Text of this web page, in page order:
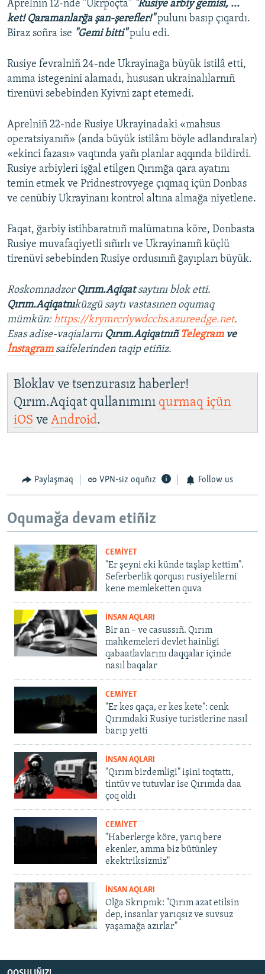
Aprelniñ 12-nde "Ukrpoçta" "Rusiye arbiy gemisi, ...
ket! Qaramanlarğa şan-şerefler!"pulunı basıp çıqardı.
Biraz soñra ise "Gemi bitti"pulu edi.
Rusiye fevralniñ 24-nde Ukrayinağa büyük istilâ etti,
amma istegenini alamadı, hususan ukrainalılarnıñ
tirenüvi sebebinden Kyivni zapt etemedi.
Aprelniñ 22-nde Rusiye Ukrayinadaki «mahsus
operatsiyanıñ» (anda büyük istilânı böyle adlandıralar)
«ekinci fazası» vaqtında yañı planlar aqqında bildirdi.
Rusiye arbiyleri işğal etilgen Qırımğa qara ayatını
temin etmek ve Pridnestrovyege çıqmaq içün Donbas
ve cenübiy Ukrayinanı kontrol altına almağa niyetlene.
Faqat, ğarbiy istihbaratnıñ malümatına köre, Donbasta
Rusiye muvafaqiyetli sıñırlı ve Ukrayinanıñ küçlü
tirenüvi sebebinden Rusiye ordusınıñ ğayıpları büyük.
Roskomnadzor Qırım.Aqiqatsaytını blok etti.
Qırım.Aqiqatnıküzgü saytı vastasınen oqumaq
mümkün:https://krymrcriywdcchs.azureedge.net.
Esas adise-vaqialarnı Qırım.Aqiqatnıñ Telegramve
İnstagram saifelerinden taqip etiñiz.
Bloklav ve tsenzurasız haberler!
Qırım.Aqiqat qullanımını qurmaq içün
iOS ve Android.
Paylaşmaq VPN-siz oquñız Follow us
Oqumağa devam etiñiz
CEMİYET
"Er şeyni eki künde taşlap kettim".
Seferberlik qorqusı rusiyelilerni
kene memleketten quva
İNSAN AQLARI
Bir an – ve casussıñ. Qırım
mahkemeleri devlet hainligi
qabaatlavlarını daqqalar içinde
nasıl baqalar
CEMİYET
"Er kes qaça, er kes kete": cenk
Qırımdaki Rusiye turistlerine nasıl
barıp yetti
İNSAN AQLARI
"Qırım birdemligi" işini toqtattı,
tintüv ve tutuvlar ise Qırımda daa
çoq oldı
CEMİYET
"Haberlerge köre, yarıq bere
ekenler, amma biz bütünley
ekektriksizmiz"
İNSAN AQLARI
Olğa Skrıpnık: "Qırım azat etilsin
dep, insanlar yarıqsız ve suvsuz
yaşamağa azırlar"